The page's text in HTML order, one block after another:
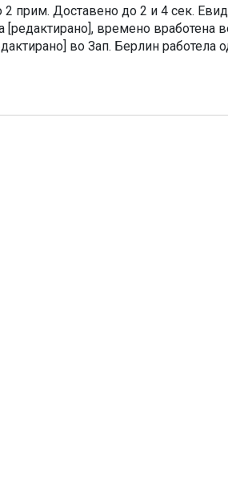
прим. Доставено до 2 и 4 сек.
времено вработена
во Зап. Берлин работела